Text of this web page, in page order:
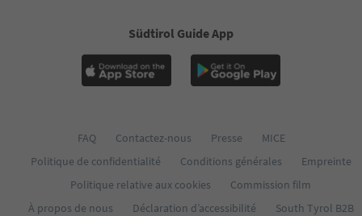
Südtirol Guide App
FAQ Contactez-nous Presse
MICE
Politique de confidentialité
Conditions générales
Empreinte
Politique relative aux cookies
Commission film
À propos de nous
Déclaration d’accessibilité South Tyrol B2B